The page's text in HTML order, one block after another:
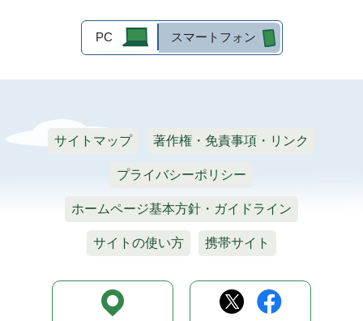
PC スマートフォン
サイトマップ 著作権・免責事項・リンク
プライバシーポリシー
ホームページ基本方針・ガイドライン
サイトの使い方 携帯サイト